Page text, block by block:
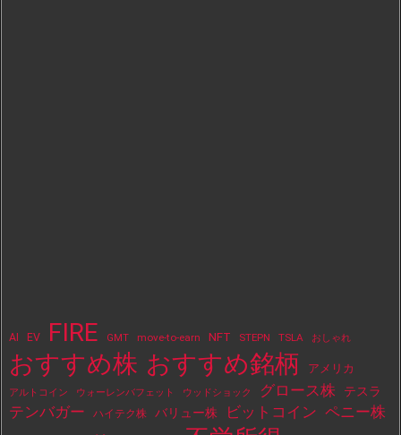
AI EV FIRE GMT move-to-earn NFT STEPN TSLA おしゃれ
おすすめ株 おすすめ銘柄 アメリカ
アルトコイン ウォーレンバフェット ウッドショック グロース株 テスラ
テンバガー ハイテク株 バリュー株 ビットコイン ペニー株